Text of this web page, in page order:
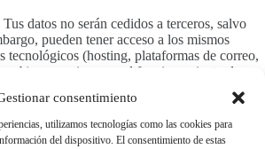
consentimiento
utilizamos tecnologías como las cookies para
del dispositivo. El consentimiento de estas
Tus datos no serán cedidos a terceros, salvo
pueden tener acceso a los mismos
tecnológicos (hosting, plataformas de correo,
necesarios para el funcionamiento de
El usuario tiene derecho a: